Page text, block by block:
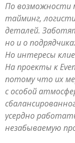
По возможности
тайминг,
деталей.
но и о
Но интересы
На проекты к
потому что их
с особой
усердно
незабываемую